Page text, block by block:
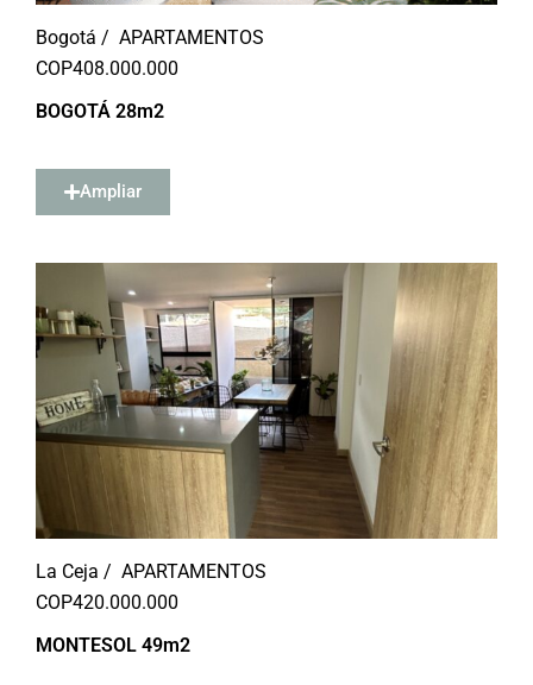
Bogotá / APARTAMENTOS
COP408.000.000
BOGOTÁ 28m2
Ampliar
La Ceja / APARTAMENTOS
COP420.000.000
MONTESOL 49m2